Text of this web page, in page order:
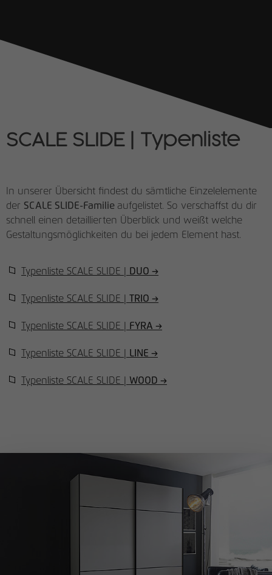
SCALE SLIDE | Typenliste
In unserer Übersicht findest du sämtliche Einzelelemente
der SCALE SLIDE-Familie aufgelistet. So verschaffst du dir
schnell einen detaillierten Überblick und weißt welche
Gestaltungsmöglichkeiten du bei jedem Element hast.
Typenliste SCALE SLIDE | DUO →
Typenliste SCALE SLIDE | TRIO →
Typenliste SCALE SLIDE | FYRA →
Typenliste SCALE SLIDE | LINE →
Typenliste SCALE SLIDE | WOOD →